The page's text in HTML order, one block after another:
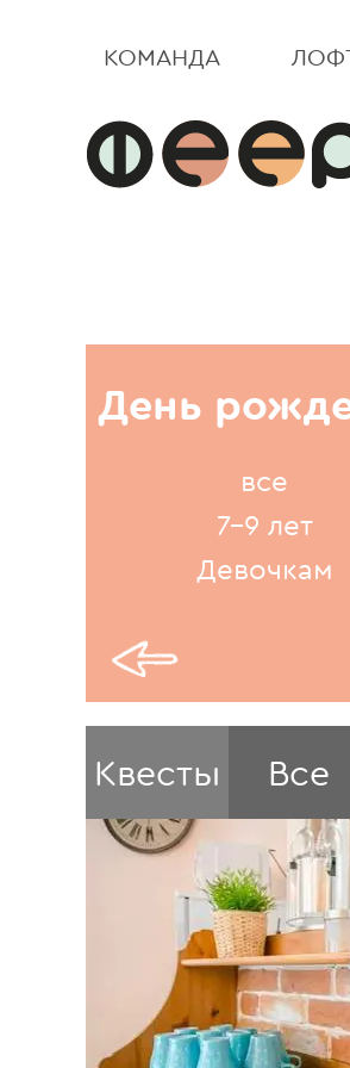
КОМАНДА
День
все
7-9 лет
Девочкам
Квесты Все